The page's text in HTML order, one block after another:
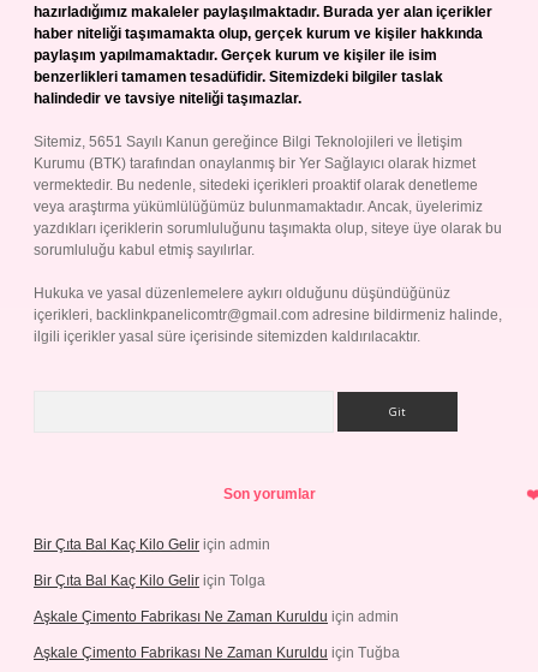
hazırladığımız makaleler paylaşılmaktadır. Burada yer alan içerikler
haber niteliği taşımamakta olup, gerçek kurum ve kişiler hakkında
paylaşım yapılmamaktadır. Gerçek kurum ve kişiler ile isim
benzerlikleri tamamen tesadüfidir. Sitemizdeki bilgiler taslak
halindedir ve tavsiye niteliği taşımazlar.
Sitemiz, 5651 Sayılı Kanun gereğince Bilgi Teknolojileri ve İletişim
Kurumu (BTK) tarafından onaylanmış bir Yer Sağlayıcı olarak hizmet
vermektedir. Bu nedenle, sitedeki içerikleri proaktif olarak denetleme
veya araştırma yükümlülüğümüz bulunmamaktadır. Ancak, üyelerimiz
yazdıkları içeriklerin sorumluluğunu taşımakta olup, siteye üye olarak bu
sorumluluğu kabul etmiş sayılırlar.
Hukuka ve yasal düzenlemelere aykırı olduğunu düşündüğünüz
içerikleri, backlinkpanelicomtr@gmail.com adresine bildirmeniz halinde,
ilgili içerikler yasal süre içerisinde sitemizden kaldırılacaktır.
Son yorumlar
Bir Çıta Bal Kaç Kilo Gelir için admin
Bir Çıta Bal Kaç Kilo Gelir için Tolga
Aşkale Çimento Fabrikası Ne Zaman Kuruldu için admin
Aşkale Çimento Fabrikası Ne Zaman Kuruldu için Tuğba